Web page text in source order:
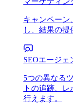
キャンペーン
し、結果の提
SEOエージェ
5つの異なる
トの追跡、
行えます。